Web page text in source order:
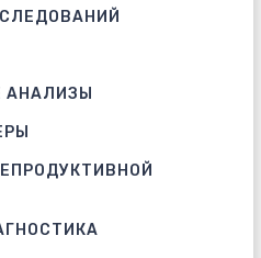
АНАЛИЗЫ